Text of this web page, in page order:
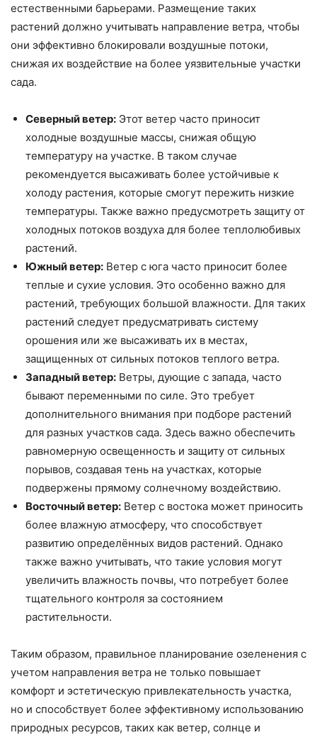
естественными барьерами. Размещение таких
растений должно учитывать направление ветра, чтобы
они эффективно блокировали воздушные потоки,
снижая их воздействие на более уязвительные участки
сада.
Северный ветер: Этот ветер часто приносит
холодные воздушные массы, снижая общую
температуру на участке. В таком случае
рекомендуется высаживать более устойчивые к
холоду растения, которые смогут пережить низкие
температуры. Также важно предусмотреть защиту от
холодных потоков воздуха для более теплолюбивых
растений.
Южный ветер: Ветер с юга часто приносит более
теплые и сухие условия. Это особенно важно для
растений, требующих большой влажности. Для таких
растений следует предусматривать систему
орошения или же высаживать их в местах,
защищенных от сильных потоков теплого ветра.
Западный ветер: Ветры, дующие с запада, часто
бывают переменными по силе. Это требует
дополнительного внимания при подборе растений
для разных участков сада. Здесь важно обеспечить
равномерную освещенность и защиту от сильных
порывов, создавая тень на участках, которые
подвержены прямому солнечному воздействию.
Восточный ветер: Ветер с востока может приносить
более влажную атмосферу, что способствует
развитию определённых видов растений. Однако
также важно учитывать, что такие условия могут
увеличить влажность почвы, что потребует более
тщательного контроля за состоянием
растительности.
Таким образом, правильное планирование озеленения с
учетом направления ветра не только повышает
комфорт и эстетическую привлекательность участка,
но и способствует более эффективному использованию
природных ресурсов, таких как ветер, солнце и